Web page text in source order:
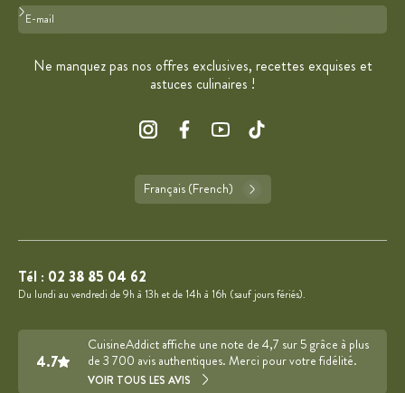
Format : adresse@email.com
Ne manquez pas nos offres exclusives, recettes exquises et
astuces culinaires !
Français (French)
Tél : 02 38 85 04 62
Du lundi au vendredi de 9h à 13h et de 14h à 16h (sauf jours fériés).
4.7
CuisineAddict affiche une note de 4,7 sur 5 grâce à plus
de 3 700 avis authentiques. Merci pour votre fidélité.
VOIR TOUS LES AVIS